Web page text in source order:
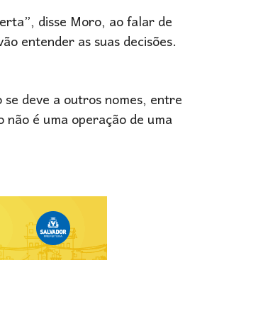
disse Moro, ao falar de
entender as suas decisões.
deve a outros nomes, entre
é uma operação de uma